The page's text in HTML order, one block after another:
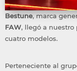
Bestune, marca
FAW, llegó a nuestro
cuatro modelos.
Perteneciente al